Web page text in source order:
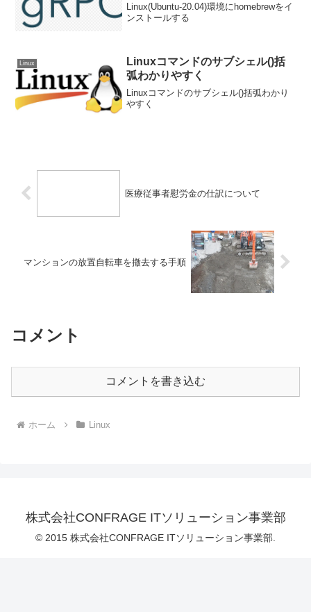
Linux(Ubuntu-20.04)環境にhomebrewをイ
ンストールする
Linux
Linuxコマンドのサブシェル()括
弧わかりやすく
Linuxコマンドのサブシェル()括弧わかり
やすく
医療従事者慰労金の仕訳について
マンションの放置自転車を撤去する手順
コメント
コメントを書き込む
ホーム Linux
株式会社CONFRAGE ITソリューション事業部
© 2015 株式会社CONFRAGE ITソリューション事業部.